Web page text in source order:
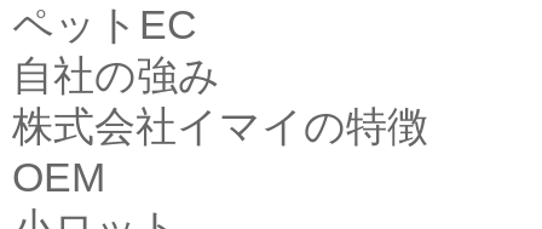
ペットEC
自社の強み
株式会社イマイの特徴
OEM